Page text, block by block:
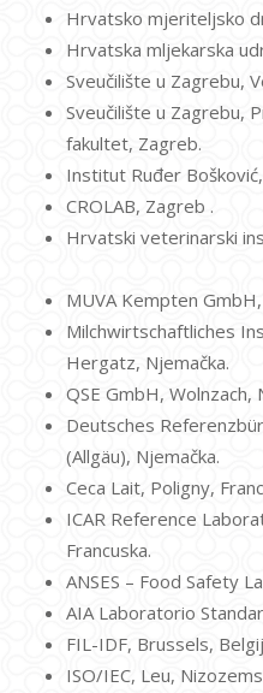
Hrvatsko mjeriteljsko
Hrvatska mljekarska
Sveučilište u Zagrebu,
Sveučilište u Zagrebu,
fakultet, Zagreb.
Institut Ruđer
CROLAB, Zagreb .
Hrvatski veterinarski
MUVA Kempten
Milchwirtschaftliches
Hergatz, Njemačka.
QSE GmbH, Wolnzach,
Deutsches
(Allgäu), Njemačka.
Ceca Lait, Poligny,
ICAR Reference
Francuska.
ANSES – Food Safety
AIA Laboratorio
FIL-IDF, Brussels,
ISO/IEC, Leu,